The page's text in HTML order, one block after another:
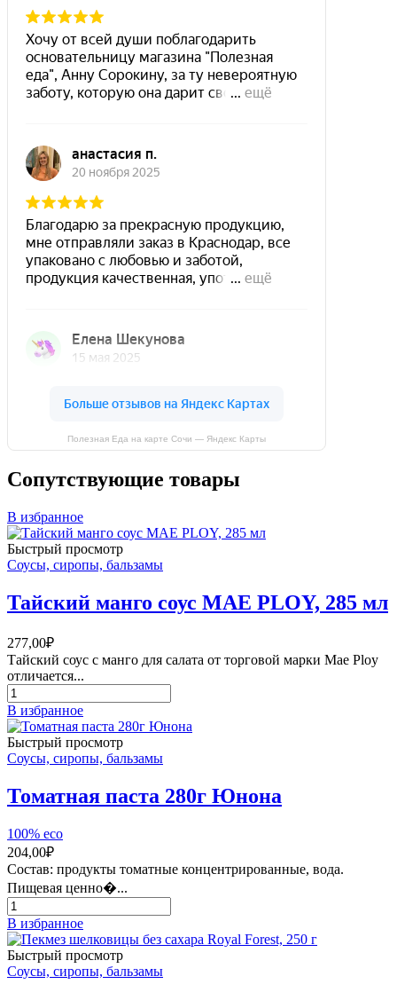
Полезная Еда на карте Сочи — Яндекс Карты
Сопутствующие товары
В избранное
Быстрый просмотр
Соусы, сиропы, бальзамы
Тайский манго соус MAE PLOY, 285 мл
277,00₽
Тайский соус с манго для салата от торговой марки Mae Ploy
отличается...
Количество
товара
Тайский
манго
соус
MAE
PLOY,
285
В избранное
Быстрый просмотр
Соусы, сиропы, бальзамы
Томатная паста 280г Юнона
100% eco
204,00₽
Состав: продукты томатные концентрированные, вода.
Пищевая ценно�...
Количество
товара
Томатная
паста
280г
Юнона
В избранное
Быстрый просмотр
Соусы, сиропы, бальзамы